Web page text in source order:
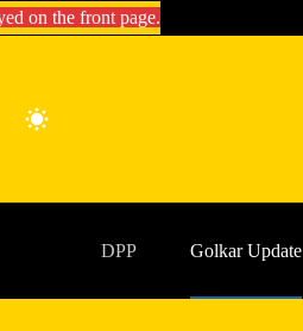
on the front page.
DPP Golkar Update